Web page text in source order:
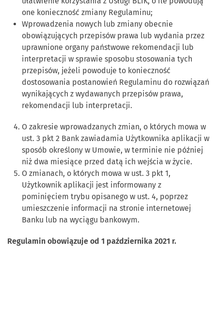
one konieczność zmiany Regulaminu;
Wprowadzenia nowych lub zmiany obecnie
obowiązujących przepisów prawa lub wydania przez
uprawnione organy państwowe rekomendacji lub
interpretacji w sprawie sposobu stosowania tych
przepisów, jeżeli powoduje to konieczność
dostosowania postanowień Regulaminu do rozwiązań
wynikających z wydawanych przepisów prawa,
rekomendacji lub interpretacji.
O zakresie wprowadzanych zmian, o których mowa w
ust. 3 pkt 2 Bank zawiadamia Użytkownika aplikacji w
sposób określony w Umowie, w terminie nie później
niż dwa miesiące przed datą ich wejścia w życie.
O zmianach, o których mowa w ust. 3 pkt 1,
Użytkownik aplikacji jest informowany z
pominięciem trybu opisanego w ust. 4, poprzez
umieszczenie informacji na stronie internetowej
Banku lub na wyciągu bankowym.
Regulamin obowiązuje od 1 października 2021 r.